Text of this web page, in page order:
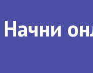
Начни